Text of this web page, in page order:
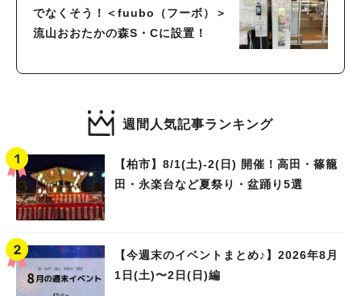
でなくそう！＜fuubo（フーボ）＞
流山おおたかの森S・Cに設置！
週間人気記事ランキング
【柏市】8/1(土)‐2(日) 開催！高田・篠籠
田・永楽台など夏祭り・盆踊り5選
【今週末のイベントまとめ♪】2026年8月
1日(土)〜2日(日)編